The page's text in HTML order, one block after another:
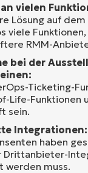
vielen
Lösung auf
viele
RMM-
bei der
Ticketing-
Life-Funktionen
sein.
Integrationen:
haben
Drittanbieter-
werden muss.